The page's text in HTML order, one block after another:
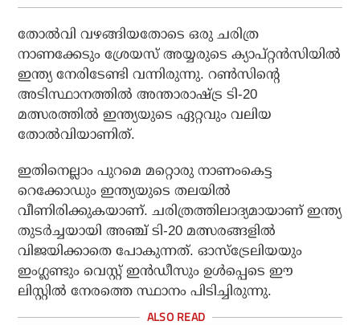
തോല്‍വി വഴങ്ങിയതോടെ ഒരു ചരിത്ര
നാണക്കേടും ശ്രേയസ് അയ്യരുടെ ക്യാപ്റ്റന്‍സിയില്‍
ഇന്ത്യ നേരിടേണ്ടി വന്നിരുന്നു. റണ്‍സിന്റെ
അടിസ്ഥാനത്തില്‍ അന്താരാഷ്ട്ര ടി-20
മത്സരത്തില്‍ ഇന്ത്യയുടെ ഏറ്റവും വലിയ
തോല്‍വിയാണിത്.
ഇതിനെല്ലാം പുറമെ മറ്റൊരു നാണംകെട്ട
റെക്കോഡും ഇന്ത്യയുടെ തലയില്‍
വീണിരിക്കുകയാണ്. ചരിത്രത്തിലാദ്യമായാണ് ഇന്ത്യ
തുടര്‍ച്ചയായി അഞ്ച് ടി-20 മത്സരങ്ങളില്‍
വിജയിക്കാതെ പോകുന്നത്. ഓസ്‌ട്രേലിയയും
ഇംഗ്ലണ്ടും വെസ്റ്റ് ഇന്‍ഡീസും ഉള്‍പ്പെടെ ഈ
ലിസ്റ്റില്‍ നേരത്തെ സ്ഥാനം പിടിച്ചിരുന്നു.